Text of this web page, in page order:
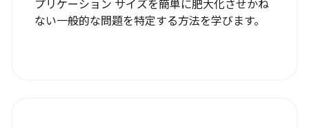
プリケーション サイズを簡単に肥大化させかね
ない一般的な問題を特定する方法を学びます。